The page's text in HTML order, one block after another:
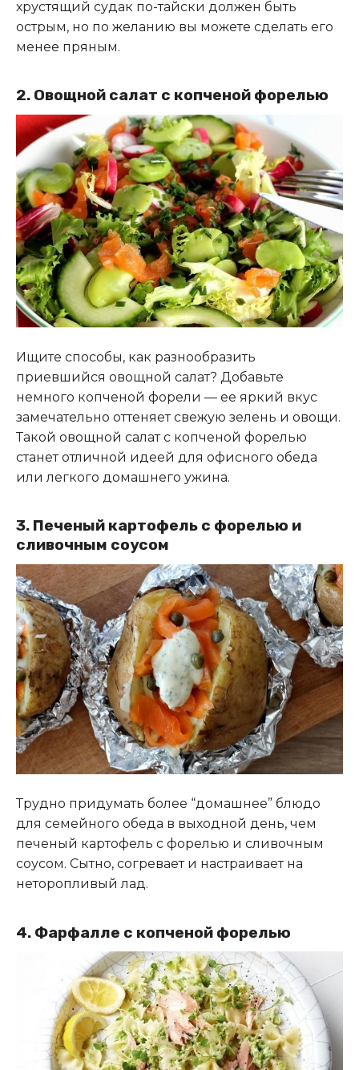
хрустящий судак по-тайски должен быть
острым, но по желанию вы можете сделать его
менее пряным.
2. Овощной салат с копченой форелью
Ищите способы, как разнообразить
приевшийся овощной салат? Добавьте
немного копченой форели — ее яркий вкус
замечательно оттеняет свежую зелень и овощи.
Такой овощной салат с копченой форелью
станет отличной идеей для офисного обеда
или легкого домашнего ужина.
3. Печеный картофель с форелью и
сливочным соусом
Трудно придумать более “домашнее” блюдо
для семейного обеда в выходной день, чем
печеный картофель с форелью и сливочным
соусом. Сытно, согревает и настраивает на
неторопливый лад.
4. Фарфалле с копченой форелью